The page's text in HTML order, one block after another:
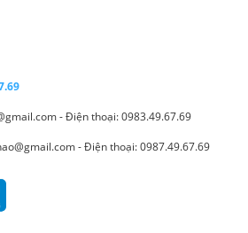
- Điện thoại: 0983.49.67.69
- Điện thoại: 0987.49.67.69